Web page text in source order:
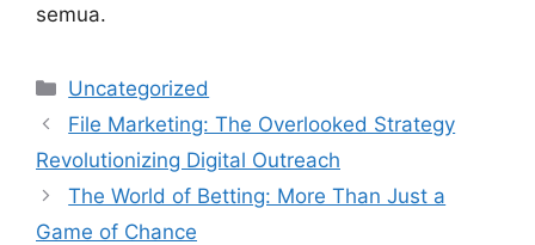
semua.
Categories
Uncategorized
File Marketing: The Overlooked Strategy
Revolutionizing Digital Outreach
The World of Betting: More Than Just a
Game of Chance